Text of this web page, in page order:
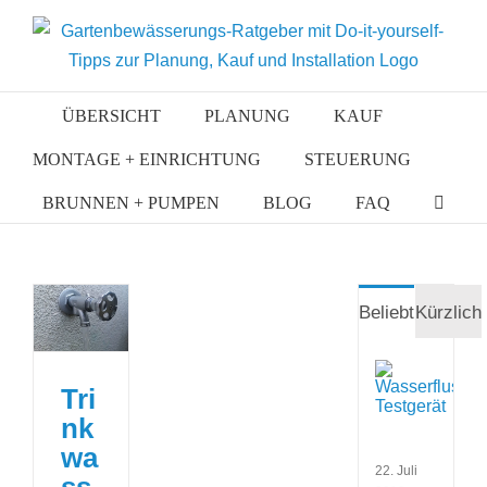
Zum
ÜBERSICHT PLANUNG KAUF
MONTAGE + EINRICHTUNG STEUERUNG
BRUNNEN + PUMPEN BLOG FAQ
Tri
nk
wa
BeliebtKürzlich
bei
22. Juli